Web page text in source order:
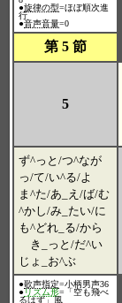
●旋律の型=ほぼ順次進
行
●音声音量=0
第 5 節
5
ず^っと/つ^なが
っ/て/い^る/よ
ま^た/あ_え/ば/む
^かし/み_たい/に
も^どれ_る/から
き_っと/だ^い
じょ_お^ぶ
●歌声指定=小柄男声36
●リズム形=「空も飛べ
るはず」風